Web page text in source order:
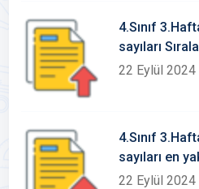
4.Sınıf
sayıları
22 Eylül 2024
4.Sınıf
sayıları en
yuvarlama
22 Eylül 2024